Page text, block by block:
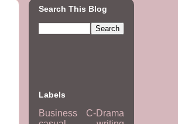
Search This Blog
Labels
Business
C-Drama